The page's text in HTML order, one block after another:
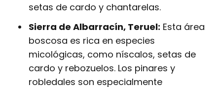
setas de cardo y chantarelas.
Sierra de Albarracín, Teruel: Esta área
boscosa es rica en especies
micológicas, como níscalos, setas de
cardo y rebozuelos. Los pinares y
robledales son especialmente